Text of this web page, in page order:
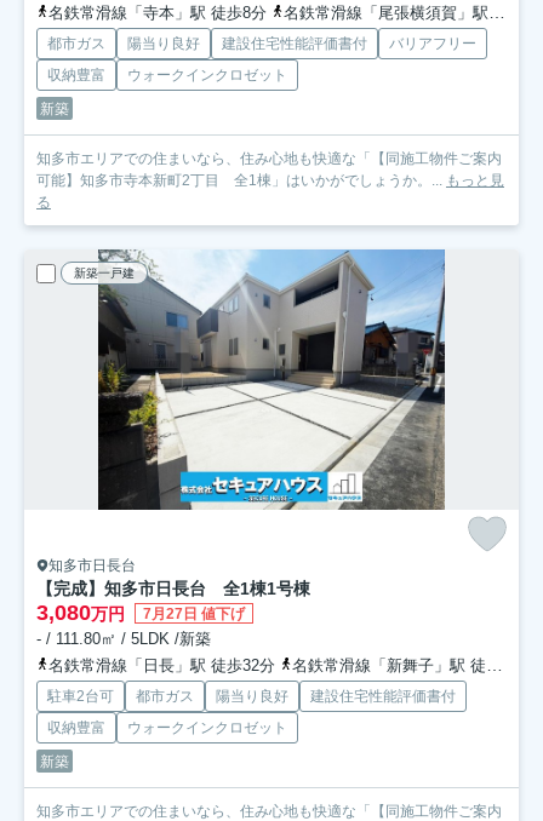
名鉄常滑線「寺本」駅 徒歩8分
名鉄常滑線「尾張横須賀」駅 徒歩19分
都市ガス 陽当り良好 建設住宅性能評価書付
バリアフリー
収納豊富
ウォークインクロゼット
新築
知多市エリアでの住まいなら、住み心地も快適な「【同施工物件ご案内
可能】知多市寺本新町2丁目 全1棟」はいかがでしょうか。...
もっと見
る
新築一戸建
知多市日長台
【完成】知多市日長台 全1棟1号棟
3,080万円 7月27日 値下げ
- / 111.80㎡ / 5LDK /新築
名鉄常滑線「日長」駅 徒歩32分
名鉄常滑線「新舞子」駅 徒歩37分
駐車2台可 都市ガス 陽当り良好
建設住宅性能評価書付
収納豊富
ウォークインクロゼット
新築
知多市エリアでの住まいなら、住み心地も快適な「【同施工物件ご案内